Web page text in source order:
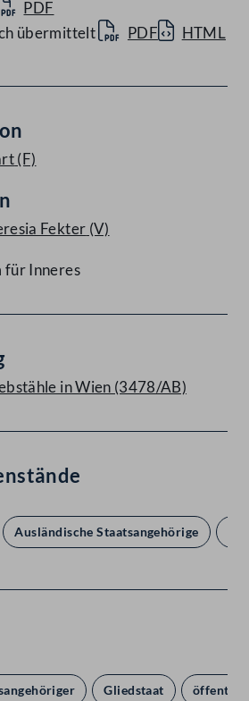
PDF
übermittelt
PDF HTML
(F)
Fekter (V)
für Inneres
in Wien (3478/AB)
Ausländische Staatsangehörige
Gliedstaat